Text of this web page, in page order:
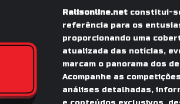
Ralisonline.netconstitui-
referência para os
proporcionando uma
atualizada das notícias,
marcam o panorama dos
Acompanhe as
análises detalhadas,